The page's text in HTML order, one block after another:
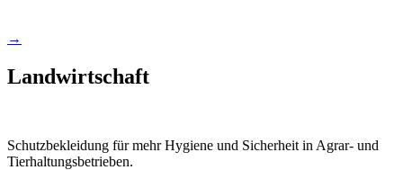
→
Landwirtschaft
Schutzbekleidung für mehr Hygiene und Sicherheit in Agrar- und
Tierhaltungsbetrieben.